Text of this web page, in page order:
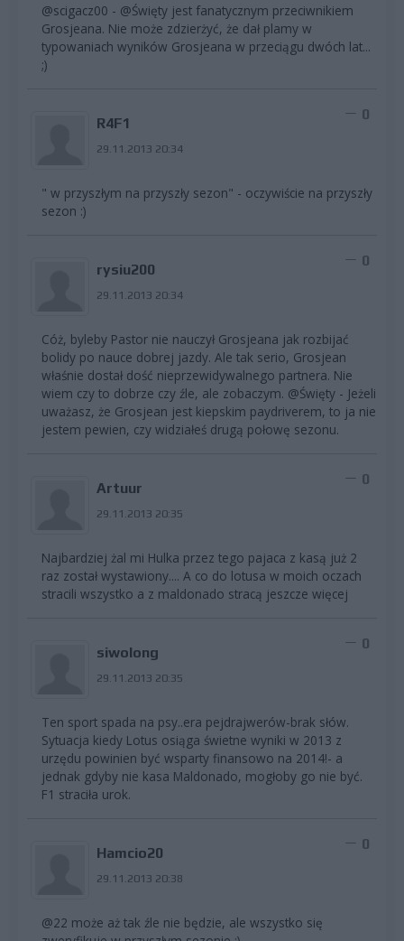
@scigacz00 - @Święty jest fanatycznym przeciwnikiem
Grosjeana. Nie może zdzierżyć, że dał plamy w
typowaniach wyników Grosjeana w przeciągu dwóch lat...
;)
R4F1
29.11.2013 20:34
0
" w przyszłym na przyszły sezon" - oczywiście na przyszły
sezon :)
rysiu200
29.11.2013 20:34
0
Cóż, byleby Pastor nie nauczył Grosjeana jak rozbijać
bolidy po nauce dobrej jazdy. Ale tak serio, Grosjean
właśnie dostał dość nieprzewidywalnego partnera. Nie
wiem czy to dobrze czy źle, ale zobaczym. @Święty - Jeżeli
uważasz, że Grosjean jest kiepskim paydriverem, to ja nie
jestem pewien, czy widziałeś drugą połowę sezonu.
Artuur
29.11.2013 20:35
0
Najbardziej żal mi Hulka przez tego pajaca z kasą już 2
raz został wystawiony.... A co do lotusa w moich oczach
stracili wszystko a z maldonado stracą jeszcze więcej
siwolong
29.11.2013 20:35
0
Ten sport spada na psy..era pejdrajwerów-brak słów.
Sytuacja kiedy Lotus osiąga świetne wyniki w 2013 z
urzędu powinien być wsparty finansowo na 2014!- a
jednak gdyby nie kasa Maldonado, mogłoby go nie być.
F1 straciła urok.
Hamcio20
29.11.2013 20:38
0
@22 może aż tak źle nie będzie, ale wszystko się